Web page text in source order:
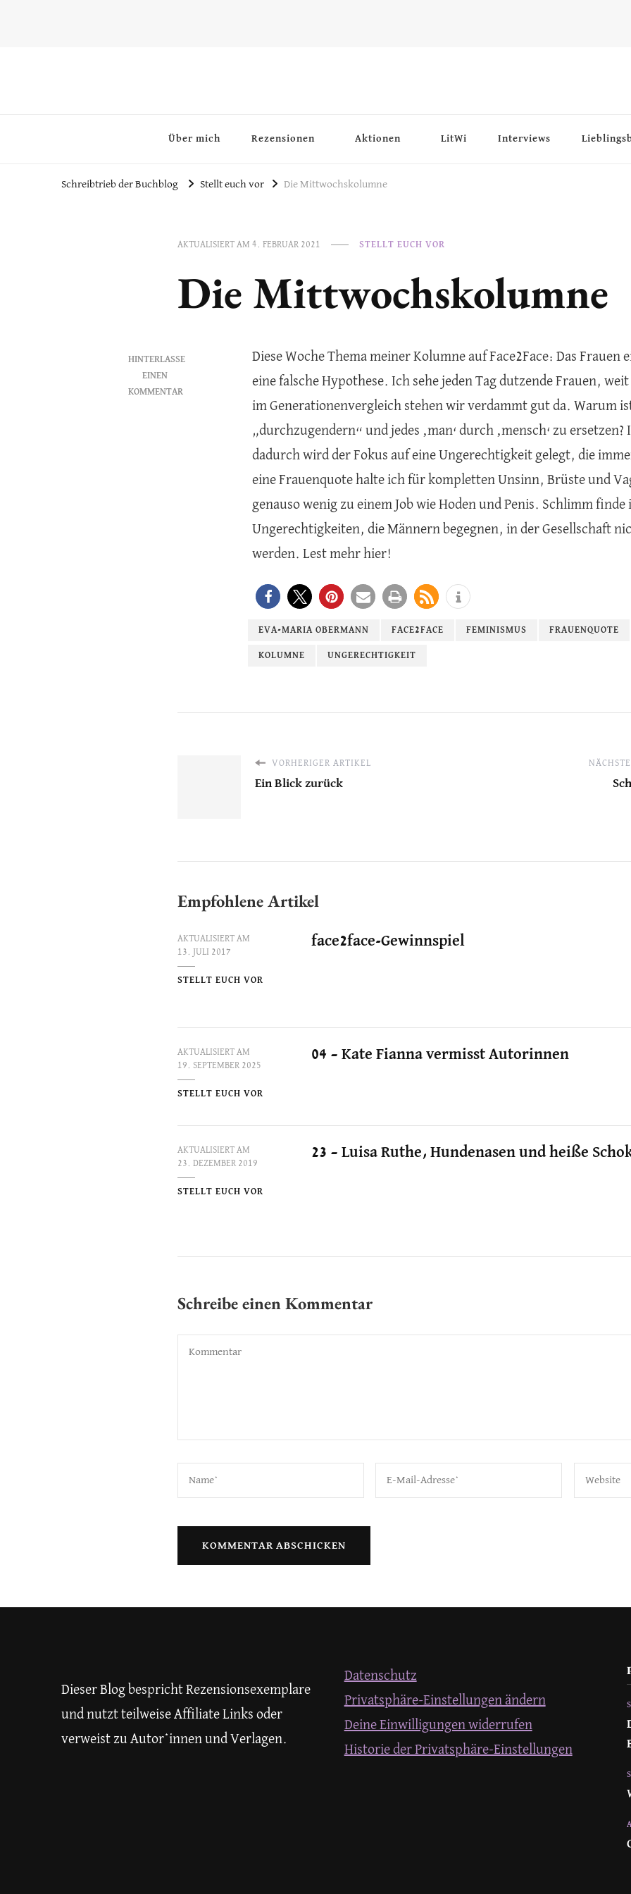
Über mich Rezensionen Aktionen LitWi Interviews
Schreibtrieb der Buchblog Stellt euch vor Die Mittwochskolumne
AKTUALISIERT AM 4. FEBRUAR 2021 STELLT EUCH VOR
Die Mittwochskolumne
HINTERLASSE
EINEN
KOMMENTAR
Diese Woche Thema meiner Kolumne auf Face2Face: Das Frauen
eine falsche Hypothese. Ich sehe jeden Tag dutzende Frauen,
im Generationenvergleich stehen wir verdammt gut da. Warum
„durchzugendern“ und jedes ‚man‘ durch ‚mensch‘ zu
dadurch wird der Fokus auf eine Ungerechtigkeit gelegt, die
eine Frauenquote halte ich für kompletten Unsinn, Brüste und
genauso wenig zu einem Job wie Hoden und Penis. Schlimm finde
Ungerechtigkeiten, die Männern begegnen, in der Gesellschaft
werden. Lest mehr hier!
EVA-MARIA OBERMANN FACE2FACE FEMINISMUS FRAUENQUOTE
KOLUMNE UNGERECHTIGKEIT
VORHERIGER ARTIKEL
Ein Blick zurück
Empfohlene Artikel
AKTUALISIERT AM
13. JULI 2017
STELLT EUCH VOR
face2face-Gewinnspiel
AKTUALISIERT AM
19. SEPTEMBER 2025
STELLT EUCH VOR
04 – Kate Fianna vermisst Autorinnen
AKTUALISIERT AM
23. DEZEMBER 2019
STELLT EUCH VOR
23 – Luisa Ruthe, Hundenasen und heiße
Schreibe einen Kommentar
Dieser Blog bespricht Rezensionsexemplare
und nutzt teilweise Affiliate Links oder
verweist zu Autor*innen und Verlagen.
Datenschutz
Privatsphäre-Einstellungen ändern
Deine Einwilligungen widerrufen
Historie der Privatsphäre-Einstellungen